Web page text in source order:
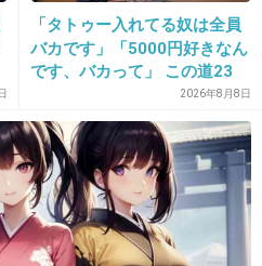
んなアクセサリー付け
+1058 -14
「タトゥー入れてる奴は全員
バカです」「5000円好きなん
です、バカって」 この道23
年の彫り師YouTuberの動画
が話題
2026年8月8日